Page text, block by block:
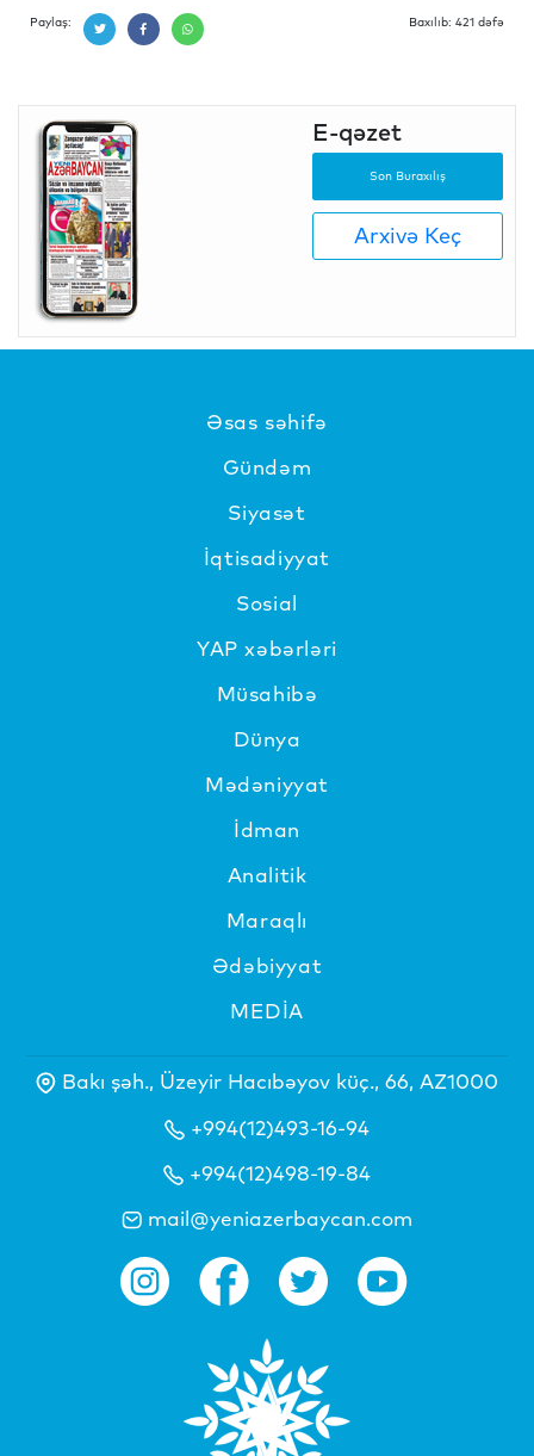
Paylaş: Baxılıb: 421 dəfə
E-qəzet
Son Buraxılış
Arxivə Keç
Əsas səhifə
Gündəm
Siyasət
İqtisadiyyat
Sosial
YAP xəbərləri
Müsahibə
Dünya
Mədəniyyat
İdman
Analitik
Maraqlı
Ədəbiyyat
MEDİA
Bakı şəh., Üzeyir Hacıbəyov küç., 66, AZ1000
+994(12)493-16-94
+994(12)498-19-84
mail@yeniazerbaycan.com